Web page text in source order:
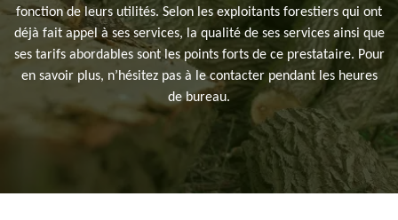
fonction de leurs utilités. Selon les exploitants forestiers qui ont
déjà fait appel à ses services, la qualité de ses services ainsi que
ses tarifs abordables sont les points forts de ce prestataire. Pour
en savoir plus, n’hésitez pas à le contacter pendant les heures
de bureau.